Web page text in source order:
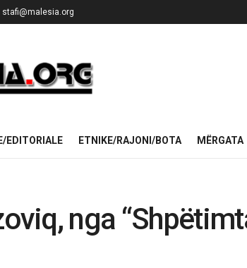
stafi@malesia.org
EDITORIALE ETNIKE/RAJONI/BOTA MËRGATA
nga